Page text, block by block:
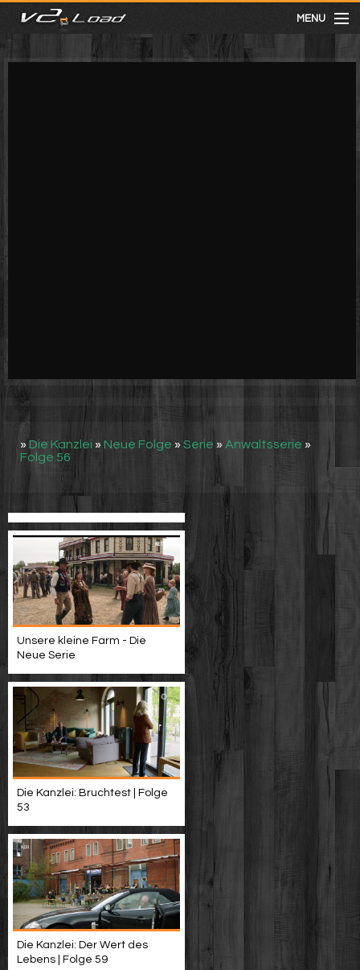
MENU
meist gesehen
» Die Kanzlei » Neue Folge » Serie » Anwaltsserie »
Folge 56
Unsere kleine Farm - Die
Neue Serie
Die Kanzlei: Bruchtest | Folge
53
Die Kanzlei: Der Wert des
Lebens | Folge 59